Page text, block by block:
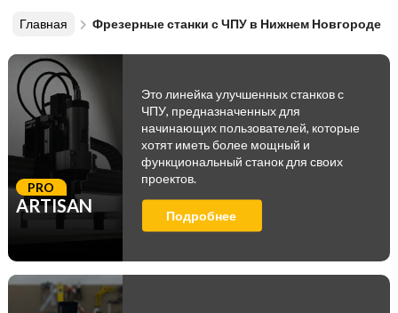
Главная Фрезерные станки с ЧПУ в Нижнем Новгороде
ARTISAN
PRO
Это линейка улучшенных станков с
ЧПУ, предназначенных для
начинающих пользователей, которые
хотят иметь более мощный и
функциональный станок для своих
проектов.
Подробнее